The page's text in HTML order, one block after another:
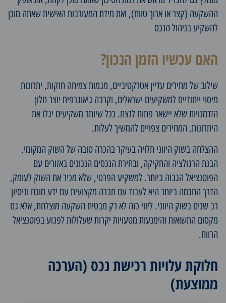
ההשקעה (קצר או ארוך טווח), ואת מידת המעורבות האישית שאתה מוכן
להשקיע בניהול הנכס
האם עכשיו הזמן הנכון?
שילוב של מחירים עדיין אטרקטיביים, מגמות צמיחה חזקות, יתרונות
מיסוי ייחודיים למשקיעים ישראלים, וקרבה גיאוגרפית יוצר חלון
הזדמנויות שלא יישאר פתוח לנצח. ככל שיותר משקיעים יגלו את
היתרונות, המחירים צפויים להמשיך לעלות.
ההצלחה בשוק היווני תלויה בעיקר בהכרה טובה של השוק המקומי,
הבנת הרגולציה והחקיקה, ובחירת הנכסים הנכונים באזורים עם
הפוטנציאל הגבוה ביותר. למשקיע הפרטי, שלא מכיר את השוק לעומק,
הדרך החכמה ביותר היא לעבוד עם חברה מקצועית עם ידע מוכח וניסיון
רב שנים בשוק היווני. ליווי כזה לא רק מבטיח השקעה מוצלחת, אלא גם
מקסום התשואות והימנעות מטעויות יקרות שעלולות לפגוע בפוטנציאל
הרווח.
חלוקת עלויות רכישת נכס (הערכה
ממוצעת)